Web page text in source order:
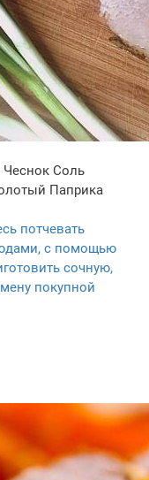
Чеснок Соль
Паприка
потчевать
с помощью
сочную,
покупной